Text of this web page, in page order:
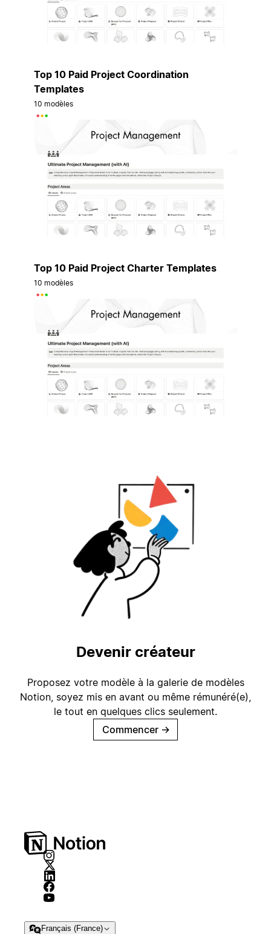
Top 10 Paid Project Coordination
Templates
10 modèles
Top 10 Paid Project Charter Templates
10 modèles
Devenir créateur
Proposez votre modèle à la galerie de modèles
Notion, soyez mis en avant ou même rémunéré(e),
le tout en quelques clics seulement.
Commencer →
Français (France)